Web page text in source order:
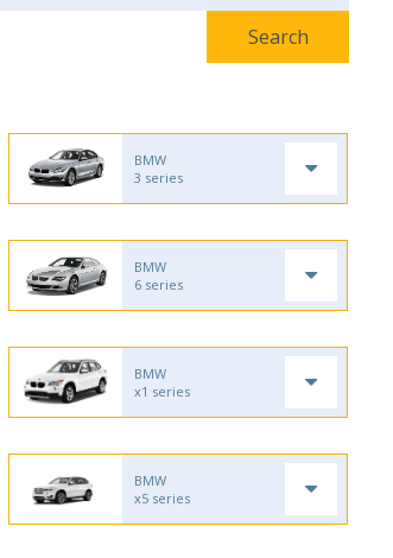
BMW
3 series
BMW
6 series
BMW
x1 series
BMW
x5 series